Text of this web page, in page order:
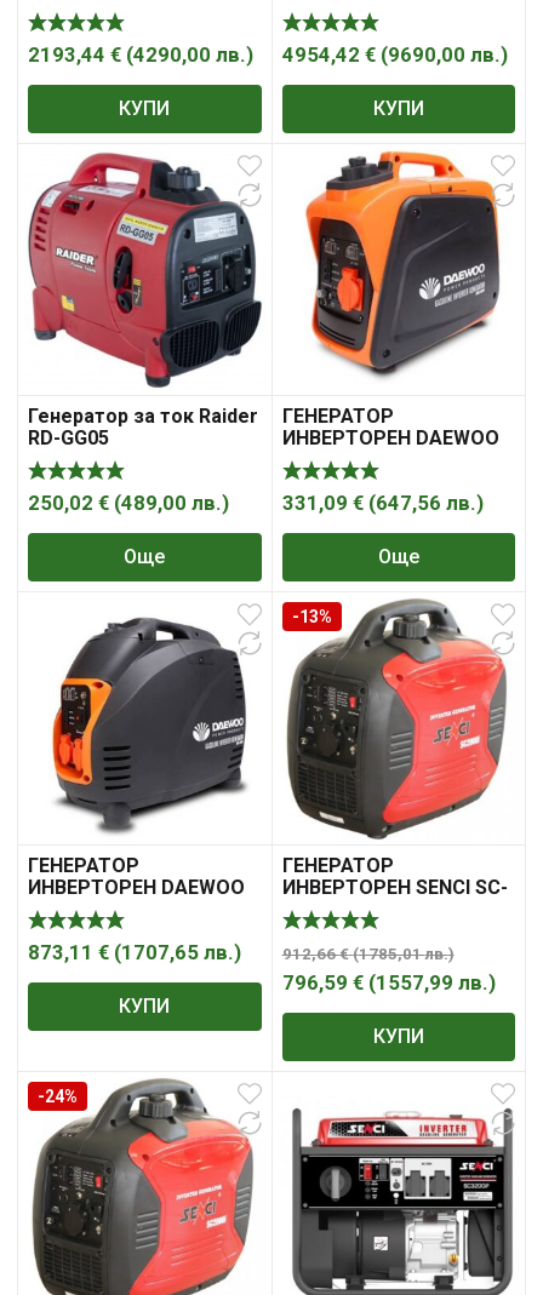
обезшумен 3000 W, 5.5
к.с., 12.2 A, 230 V, EU30IS
, „Honda“
2193,44 € (4290,00 лв.)
КУПИ
обезшумен 7000 W, 11.7
к.с., 23.9 A, 230 V, EU 70iS
, „Honda“
4954,42 € (9690,00 лв.)
КУПИ
Генератор за ток Raider
RD-GG05
250,02 € (489,00 лв.)
Още
ГЕНЕРАТОР
ИНВЕРТОРЕН DAEWOO
GIDA1000SI 800W 40CC
331,09 € (647,56 лв.)
Още
ГЕНЕРАТОР
ИНВЕРТОРЕН DAEWOO
GIDA3000SI 3000W
149.5CC
873,11 € (1707,65 лв.)
КУПИ
-13%
ГЕНЕРАТОР
ИНВЕРТОРЕН SENCI SC-
2000I
912,66€ (1785,01лв.)
796,59 € (1557,99 лв.)
КУПИ
-24%